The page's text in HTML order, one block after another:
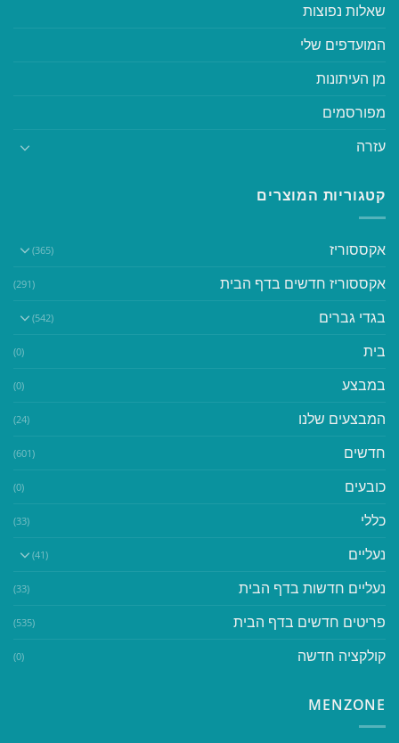
שאלות נפוצות
המועדפים שלי
מן העיתונות
מפורסמים
עזרה
קטגוריות המוצרים
אקססוריז (365)
אקססוריז חדשים בדף הבית (291)
בגדי גברים (542)
בית (0)
במבצע (0)
המבצעים שלנו (24)
חדשים (601)
כובעים (0)
כללי (33)
נעליים (41)
נעליים חדשות בדף הבית (33)
פריטים חדשים בדף הבית (535)
קולקציה חדשה (0)
MENZONE